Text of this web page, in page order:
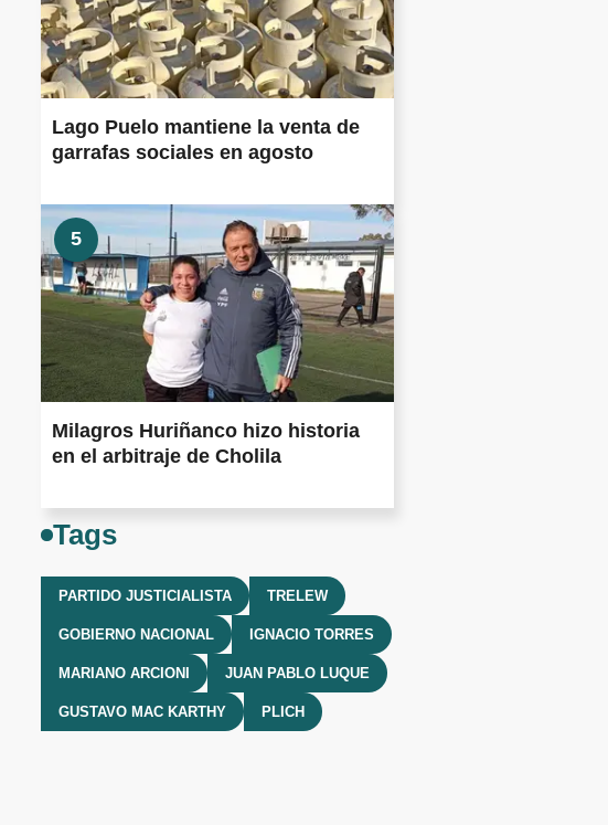
Lago Puelo mantiene la venta de
garrafas sociales en agosto
5
Milagros Huriñanco hizo historia
en el arbitraje de Cholila
Tags
PARTIDO JUSTICIALISTA TRELEW
GOBIERNO NACIONAL IGNACIO TORRES
MARIANO ARCIONI JUAN PABLO LUQUE
GUSTAVO MAC KARTHY PLICH